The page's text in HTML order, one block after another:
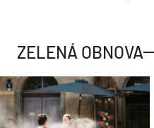
ZELENÁ OBNOVA